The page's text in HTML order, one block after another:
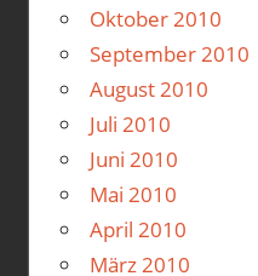
Oktober 2010
September 2010
August 2010
Juli 2010
Juni 2010
Mai 2010
April 2010
März 2010